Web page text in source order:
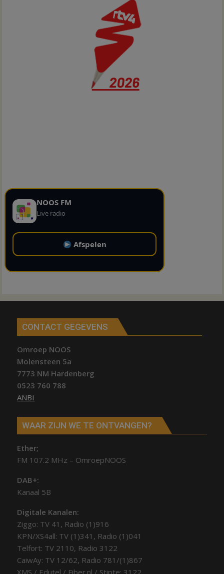
NOOS FM
Live radio
Afspelen
CONTACT GEGEVENS
Omroep NOOS
Molensteen 5a
7773 NM Hardenberg
0523 760 788
ANBI
WAAR ZIJN WE TE ONTVANGEN?
Ether;
FM 107.2 MHz – OmroepNOOS
DAB+:
Kanaal 5B
Digitale Kanalen:
Ziggo: TV 41, Radio (1)916
KPN/XS4all: TV (1)341, Radio (1)041
Telfort: TV 2110, Radio 3122
CaiwAy: TV 12/62, Radio 781/(1)867